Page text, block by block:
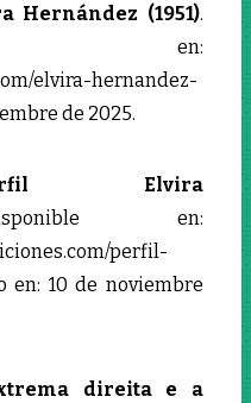
Hernández (1951).
en:
elvira-hernandez-
de 2025.
Elvira
en:
perfil-
en: 10 de noviembre
direita e a